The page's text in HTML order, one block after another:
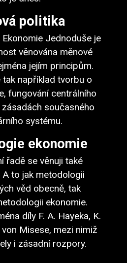
politika
Jednoduše je
věnována měnové
jejím principům.
tak například tvorbu o
fungování centrálního
současného
systému.
ekonomie
řadě se věnuji také
to jak metodologii
věd obecně, tak
ekonomie.
díly F. A. Hayeka, K.
Misese, mezi nimiž
i zásadní rozpory.